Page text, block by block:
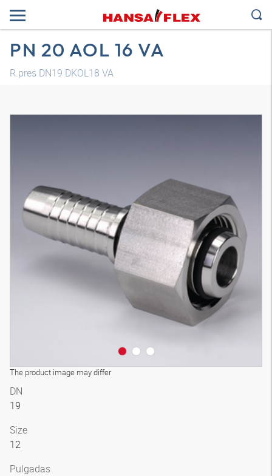
PN 20 AOL 16 VA
R.pres DN19 DKOL18 VA
The product image may differ
Modelo 3D
DN
19
Size
12
Pulgadas